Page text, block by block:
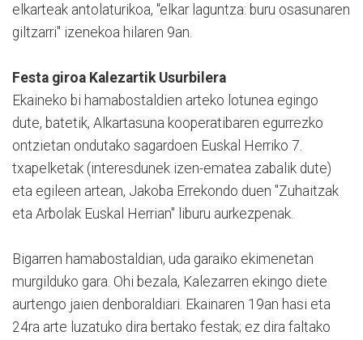
elkarteak antolaturikoa, "elkar laguntza: buru osasunaren
giltzarri" izenekoa hilaren 9an.
Festa giroa Kalezartik Usurbilera
Ekaineko bi hamabostaldien arteko lotunea egingo
dute, batetik, Alkartasuna kooperatibaren egurrezko
ontzietan ondutako sagardoen Euskal Herriko 7.
txapelketak (interesdunek izen-ematea zabalik dute)
eta egileen artean, Jakoba Errekondo duen "Zuhaitzak
eta Arbolak Euskal Herrian" liburu aurkezpenak.
Bigarren hamabostaldian, uda garaiko ekimenetan
murgilduko gara. Ohi bezala, Kalezarren ekingo diete
aurtengo jaien denboraldiari. Ekainaren 19an hasi eta
24ra arte luzatuko dira bertako festak; ez dira faltako